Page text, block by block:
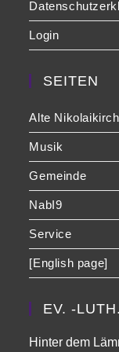
Login
SEITEN
Alte
Musik
Gemeinde
NabI9
Service
[English page]
EV. -
Hinter dem